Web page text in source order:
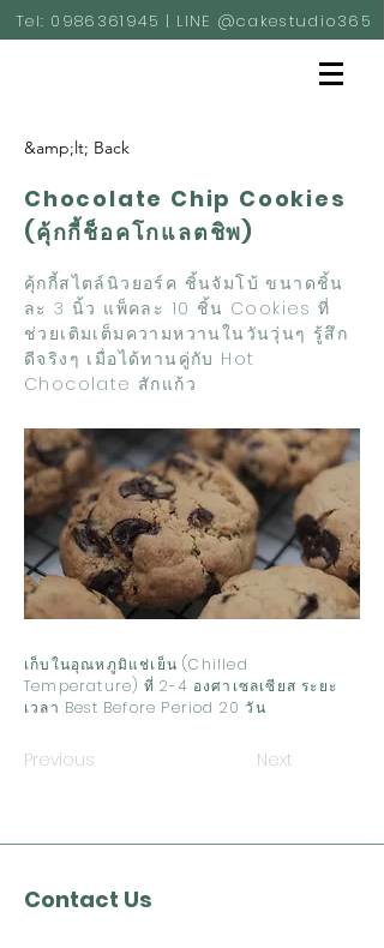
Tel: 0986361945 | LINE @cakestudio365
&amp;lt; Back
Chocolate Chip Cookies
(คุ้กกี้ช็อคโกแลตชิพ)
คุ้กกี้สไตล์นิวยอร์ค ชิ้นจัมโบ้ ขนาดชิ้น
ละ 3 นิ้ว แพ็คละ 10 ชิ้น Cookies ที่
ช่วยเติมเต็มความหวานในวันวุ่นๆ รู้สึก
ดีจริงๆ เมื่อได้ทานคู่กับ Hot
Chocolate สักแก้ว
เก็บในอุณหภูมิแช่เย็น (Chilled
Temperature) ที่ 2-4 องศาเซลเซียส ระยะ
เวลา Best Before Period 20 วัน
Previous Next
Contact Us